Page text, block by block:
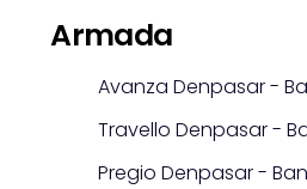
Armada
Avanza Denpasar -
Travello Denpasar -
Pregio Denpasar -